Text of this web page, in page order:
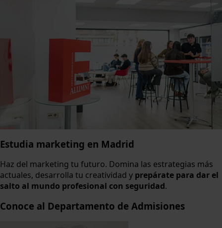
Estudia marketing en Madrid
Haz del marketing tu futuro. Domina las estrategias más
actuales, desarrolla tu creatividad y prepárate para dar el
salto al mundo profesional con seguridad.
Conoce al Departamento de Admisiones